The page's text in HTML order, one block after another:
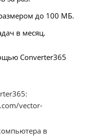
до 100 МБ.
в месяц.
Converter365
vector-
в